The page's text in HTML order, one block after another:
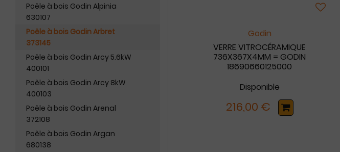
Poêle à bois Godin Alpinia
630107
Poêle à bois Godin Arbret
373145
Poêle à bois Godin Arcy 5.6kW
400101
Poêle à bois Godin Arcy 8kW
400103
Poêle à bois Godin Arenal
372108
Poêle à bois Godin Argan
680138
Godin
VERRE VITROCÉRAMIQUE
736X367X4MM = GODIN
18690660125000
Disponible
216,00 €